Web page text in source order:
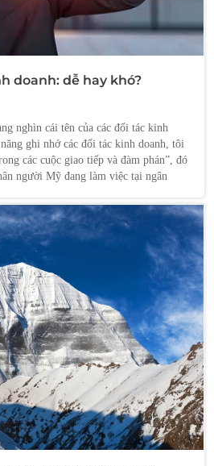
doanh: dễ hay khó?
nghìn cái tên của các đối tác kinh
ghi nhớ các đối tác kinh doanh, tôi
các cuộc giao tiếp và đàm phán”, đó
người Mỹ đang làm việc tại ngân